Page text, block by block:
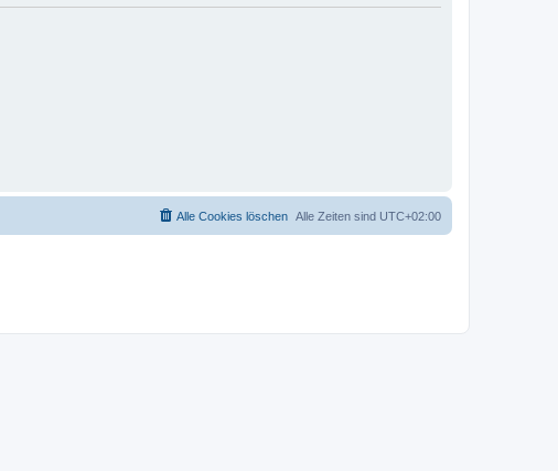
Alle Zeiten sind UTC+02:00
Alle Cookies löschen